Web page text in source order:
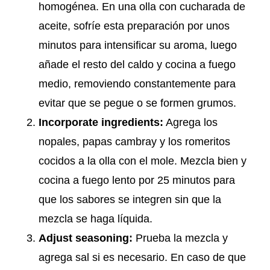
homogénea. En una olla con cucharada de
aceite, sofríe esta preparación por unos
minutos para intensificar su aroma, luego
añade el resto del caldo y cocina a fuego
medio, removiendo constantemente para
evitar que se pegue o se formen grumos.
Incorporate ingredients: Agrega los
nopales, papas cambray y los romeritos
cocidos a la olla con el mole. Mezcla bien y
cocina a fuego lento por 25 minutos para
que los sabores se integren sin que la
mezcla se haga líquida.
Adjust seasoning: Prueba la mezcla y
agrega sal si es necesario. En caso de que